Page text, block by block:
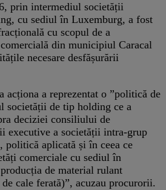
prin intermediul societății
cu sediul în Luxemburg, a fost
cu scopul de a
din municipiul Caracal
necesare desfășurării
acționa a reprezentat o ”politică de
societății de tip holding ce a
deciziei consiliului de
executive a societății intra-grup
aplicată și în ceea ce
comerciale cu sediul în
de material rulant
cale ferată)”, acuzau procurorii.